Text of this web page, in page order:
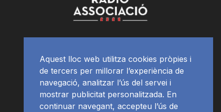
Aquest lloc web utilitza cookies pròpies i
de tercers per millorar l’experiència de
navegació, analitzar l’ús del servei i
mostrar publicitat personalitzada. En
continuar navegant, accepteu l’ús de